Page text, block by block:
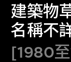
建築物
名稱不
[1980